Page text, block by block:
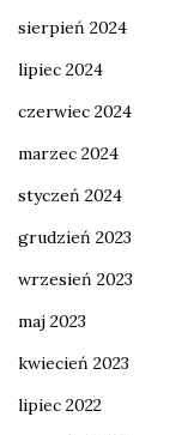
sierpień 2024
lipiec 2024
czerwiec 2024
marzec 2024
styczeń 2024
grudzień 2023
wrzesień 2023
maj 2023
kwiecień 2023
lipiec 2022